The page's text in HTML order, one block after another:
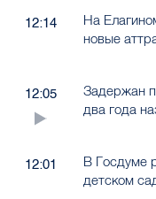
12:14
На
новые
12:05
Задержан
два года
12:01
В Госдуме
детском